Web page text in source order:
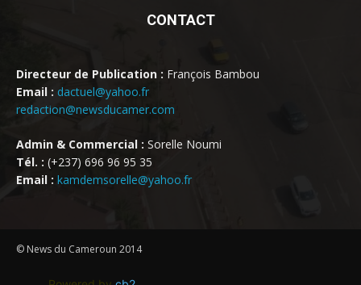
CONTACT
Directeur de Publication : François Bambou
Email : dactuel@yahoo.fr
redaction@newsducamer.com
Admin & Commercial : Sorelle Noumi
Tél. : (+237) 696 96 95 35
Email : kamdemsorelle@yahoo.fr
© News du Cameroun 2014